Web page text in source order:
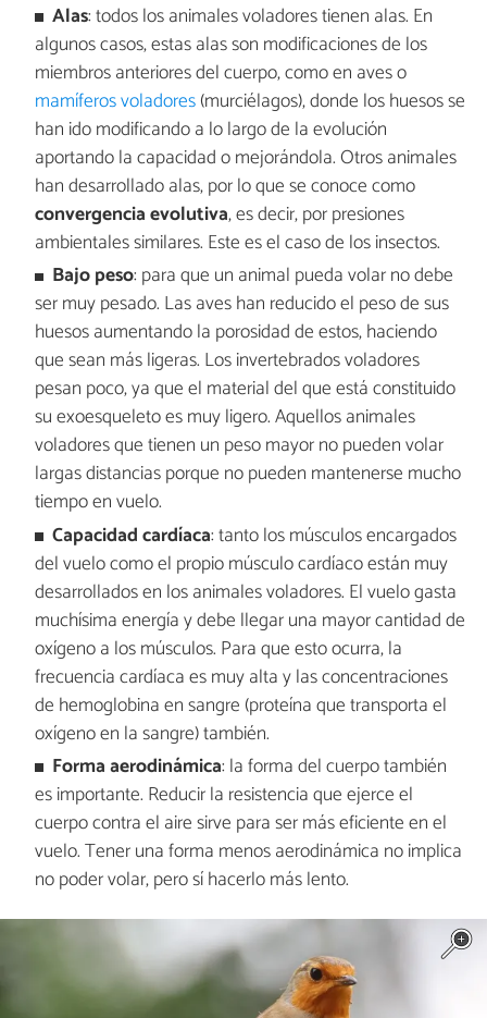
Alas: todos los animales voladores tienen alas. En
algunos casos, estas alas son modificaciones de los
miembros anteriores del cuerpo, como en aves o
mamíferos voladores(murciélagos), donde los huesos se
han ido modificando a lo largo de la evolución
aportando la capacidad o mejorándola. Otros animales
han desarrollado alas, por lo que se conoce como
convergencia evolutiva, es decir, por presiones
ambientales similares. Este es el caso de los insectos.
Bajo peso: para que un animal pueda volar no debe
ser muy pesado. Las aves han reducido el peso de sus
huesos aumentando la porosidad de estos, haciendo
que sean más ligeras. Los invertebrados voladores
pesan poco, ya que el material del que está constituido
su exoesqueleto es muy ligero. Aquellos animales
voladores que tienen un peso mayor no pueden volar
largas distancias porque no pueden mantenerse mucho
tiempo en vuelo.
Capacidad cardíaca: tanto los músculos encargados
del vuelo como el propio músculo cardíaco están muy
desarrollados en los animales voladores. El vuelo gasta
muchísima energía y debe llegar una mayor cantidad de
oxígeno a los músculos. Para que esto ocurra, la
frecuencia cardíaca es muy alta y las concentraciones
de hemoglobina en sangre (proteína que transporta el
oxígeno en la sangre) también.
Forma aerodinámica: la forma del cuerpo también
es importante. Reducir la resistencia que ejerce el
cuerpo contra el aire sirve para ser más eficiente en el
vuelo. Tener una forma menos aerodinámica no implica
no poder volar, pero sí hacerlo más lento.